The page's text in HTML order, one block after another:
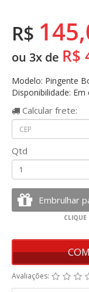
R$
ou 3x de R$
Modelo: Pingente
Disponibilidade: Em
Calcular frete:
Qtd
Avaliações: